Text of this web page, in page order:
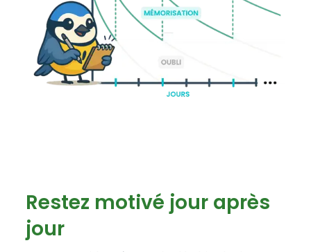
Restez motivé jour après
jour